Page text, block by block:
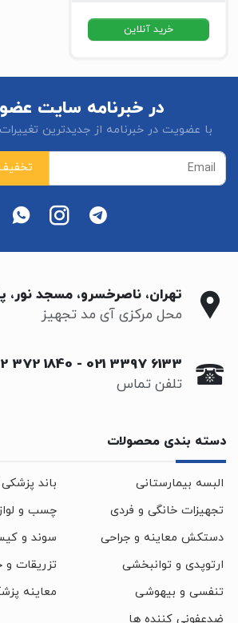
خرید آنلاین
در خبرنامه سایت
با عضویت در خبرنامه از جدیدترین
تهران، ناصرخسرو، مسجد نور،
محل مرکزی آی مد تجهیز
021 3397 6133
-
372 1840
تلفن تماس
دسته بندی محصولات
البسه بیمارستانی
باند
تجهیزات خانگی و فردی
چسب و
دستکش معاینه و جراحی
سوند و
ارتوپدی و توانبخشی
تزریقات و
تنفسی و بیهوشی
معاینه
ضدعفونی کننده ها